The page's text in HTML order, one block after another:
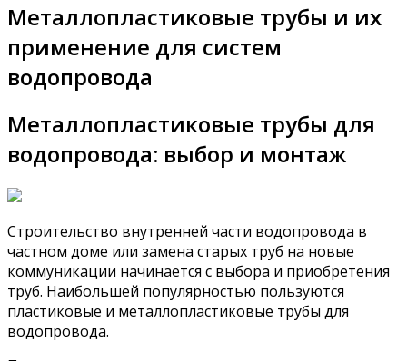
Металлопластиковые трубы и их
применение для систем
водопровода
Металлопластиковые трубы для
водопровода: выбор и монтаж
Строительство внутренней части водопровода в
частном доме или замена старых труб на новые
коммуникации начинается с выбора и приобретения
труб. Наибольшей популярностью пользуются
пластиковые и металлопластиковые трубы для
водопровода.